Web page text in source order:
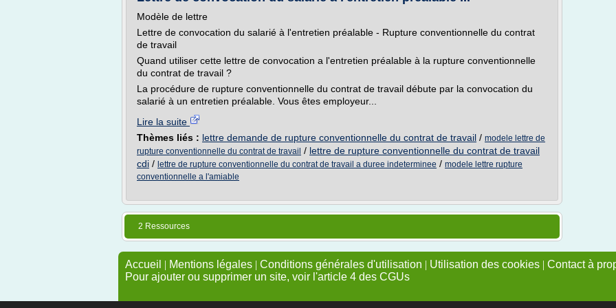
Modèle de lettre
Lettre de convocation du salarié à l'entretien préalable - Rupture conventionnelle du contrat
de travail
Quand utiliser cette lettre de convocation a l'entretien préalable à la rupture conventionnelle
du contrat de travail ?
La procédure de rupture conventionnelle du contrat de travail débute par la convocation du
salarié à un entretien préalable. Vous êtes employeur...
Lire la suite
Thèmes liés : lettre demande de rupture conventionnelle du contrat de travail / modele lettre de
rupture conventionnelle du contrat de travail / lettre de rupture conventionnelle du contrat de travail
cdi / lettre de rupture conventionnelle du contrat de travail a duree indeterminee / modele lettre rupture
conventionnelle a l'amiable
2 Ressources
Accueil | Mentions légales | Conditions générales d'utilisation | Utilisation des cookies | Contact à
Pour ajouter ou supprimer un site, voir l'article 4 des CGUs